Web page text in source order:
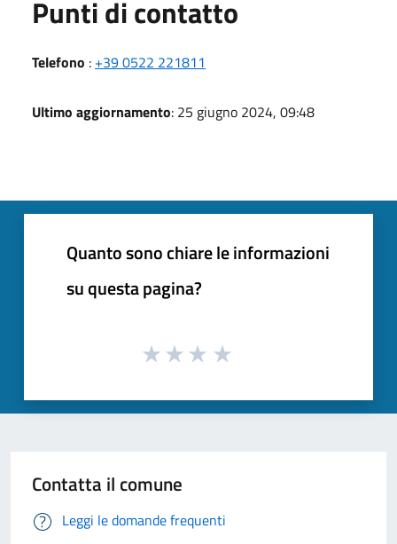
Punti di contatto
Telefono : +39 0522 221811
Ultimo aggiornamento: 25 giugno 2024, 09:48
Quanto sono chiare le informazioni
su questa pagina?
Contatta il comune
Leggi le domande frequenti